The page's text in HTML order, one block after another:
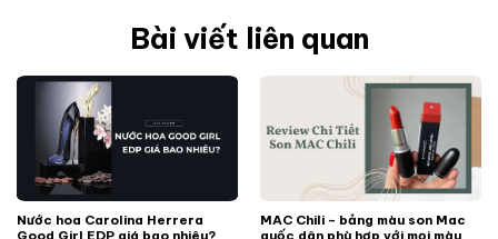
Bài viết liên quan
Nước hoa Carolina Herrera
Good Girl EDP giá bao nhiêu?
MAC Chili – bảng màu son Mac
quốc dân phù hợp với mọi màu